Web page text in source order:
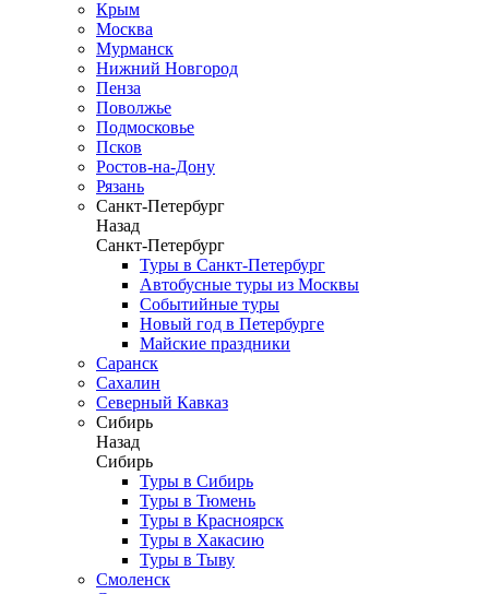
Крым
Москва
Мурманск
Нижний Новгород
Пенза
Поволжье
Подмосковье
Псков
Ростов-на-Дону
Рязань
Санкт-Петербург
Назад
Санкт-Петербург
Туры в Санкт-Петербург
Автобусные туры из Москвы
Событийные туры
Новый год в Петербурге
Майские праздники
Саранск
Сахалин
Северный Кавказ
Сибирь
Назад
Сибирь
Туры в Сибирь
Туры в Тюмень
Туры в Красноярск
Туры в Хакасию
Туры в Тыву
Смоленск